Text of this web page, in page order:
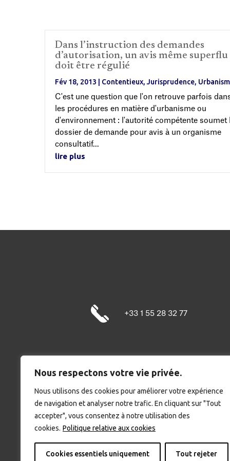
Nous respectons votre vie privée.
Nous utilisons des cookies pour améliorer votre expérience
de navigation et analyser notre trafic. En cliquant sur "Tout
accepter", vous consentez à notre utilisation des
cookies. Politique relative aux cookies
Cookies essentiels uniquement Tout rejeter
Dans l’instruction des demandes
d’autorisation, un avis même superflu
doit être régulié
Fév 18, 2013 Contentieux, Jurisprudence,
C'est une question que l'on retrouve parfois
les procédures en matière d'urbanisme ou
d'environnement : l'autorité compétente soumet
dossier de demande pour avis à un organisme
consultatif...
lire plus
+33 1 55 28 32 77